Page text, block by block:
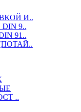
И..
9..
91..
..